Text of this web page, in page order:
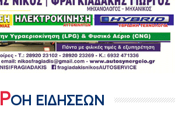
ΡΟΗ ΕΙΔΗΣΕΩΝ